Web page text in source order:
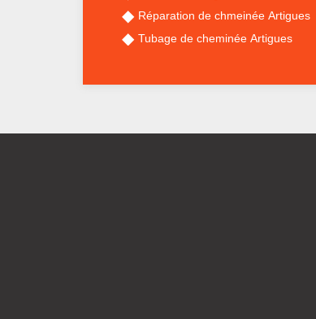
Réparation de chmeinée Artigues
Tubage de cheminée Artigues